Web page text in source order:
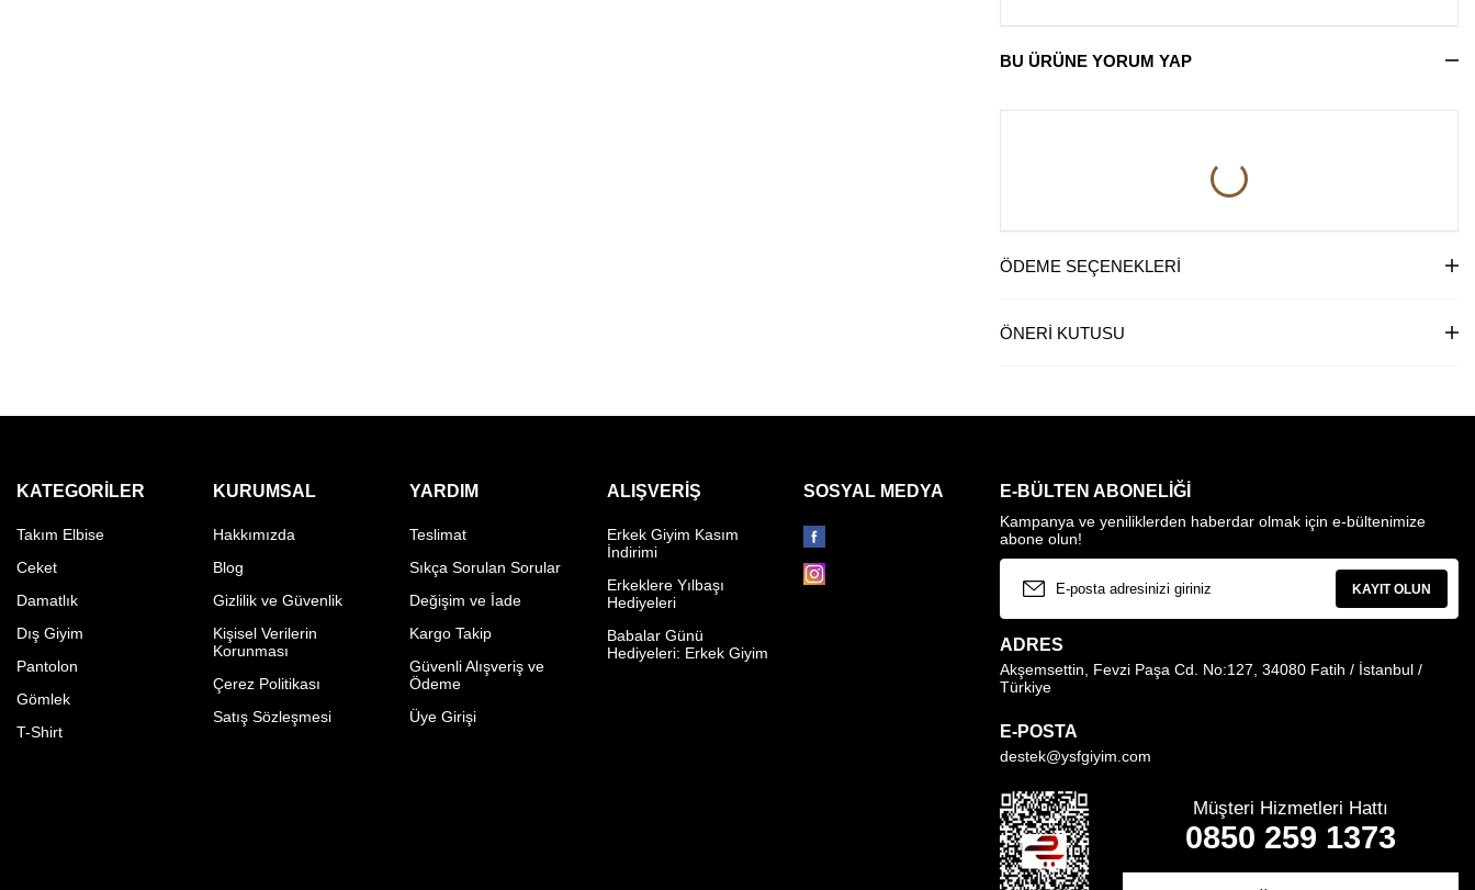
BU ÜRÜNE YORUM YAP
ÖDEME SEÇENEKLERI
ÖNERI KUTUSU
KATEGORILER
Takım Elbise
Ceket
Damatlık
Dış Giyim
Pantolon
Gömlek
T-Shirt
KURUMSAL
Hakkımızda
Blog
Gizlilik ve Güvenlik
Kişisel Verilerin
Korunması
Çerez Politikası
Satış Sözleşmesi
YARDIM
Teslimat
Sıkça Sorulan Sorular
Değişim ve İade
Kargo Takip
Güvenli Alışveriş ve
Ödeme
Üye Girişi
ALIŞVERIŞ
Erkek Giyim Kasım
İndirimi
Erkeklere Yılbaşı
Hediyeleri
Babalar Günü
Hediyeleri: Erkek Giyim
SOSYAL MEDYA E-BÜLTEN ABONELIĞI
Kampanya ve yeniliklerden haberdar olmak için e-bültenimize
abone olun!
KAYIT OLUN
ADRES
Akşemsettin, Fevzi Paşa Cd. No:127, 34080 Fatih / İstanbul /
Türkiye
E-POSTA
destek@ysfgiyim.com
Müşteri Hizmetleri Hattı
0850 259 1373